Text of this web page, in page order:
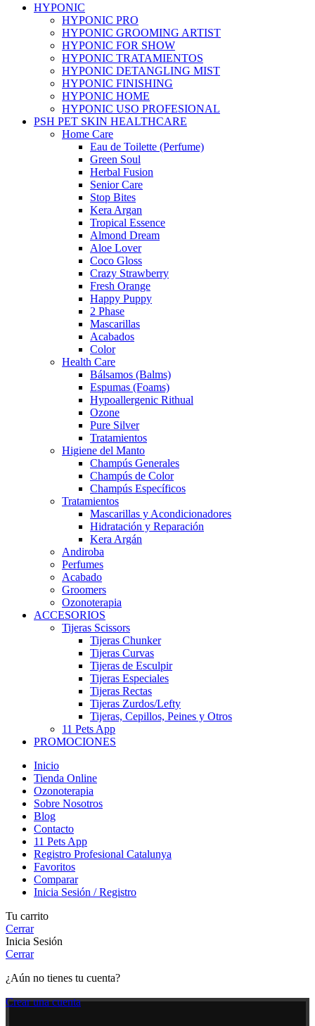
HYPONIC
HYPONIC PRO
HYPONIC GROOMING ARTIST
HYPONIC FOR SHOW
HYPONIC TRATAMIENTOS
HYPONIC DETANGLING MIST
HYPONIC FINISHING
HYPONIC HOME
HYPONIC USO PROFESIONAL
PSH PET SKIN HEALTHCARE
Home Care
Eau de Toilette (Perfume)
Green Soul
Herbal Fusion
Senior Care
Stop Bites
Kera Argan
Tropical Essence
Almond Dream
Aloe Lover
Coco Gloss
Crazy Strawberry
Fresh Orange
Happy Puppy
2 Phase
Mascarillas
Acabados
Color
Health Care
Bálsamos (Balms)
Espumas (Foams)
Hypoallergenic Rithual
Ozone
Pure Silver
Tratamientos
Higiene del Manto
Champús Generales
Champús de Color
Champús Específicos
Tratamientos
Mascarillas y Acondicionadores
Hidratación y Reparación
Kera Argán
Andiroba
Perfumes
Acabado
Groomers
Ozonoterapia
ACCESORIOS
Tijeras Scissors
Tijeras Chunker
Tijeras Curvas
Tijeras de Esculpir
Tijeras Especiales
Tijeras Rectas
Tijeras Zurdos/Lefty
Tijeras, Cepillos, Peines y Otros
11 Pets App
PROMOCIONES
Inicio
Tienda Online
Ozonoterapia
Sobre Nosotros
Blog
Contacto
11 Pets App
Registro Profesional Catalunya
Favoritos
Comparar
Inicia Sesión / Registro
Tu carrito
Cerrar
Inicia Sesión
Cerrar
¿Aún no tienes tu cuenta?
Crear una cuenta